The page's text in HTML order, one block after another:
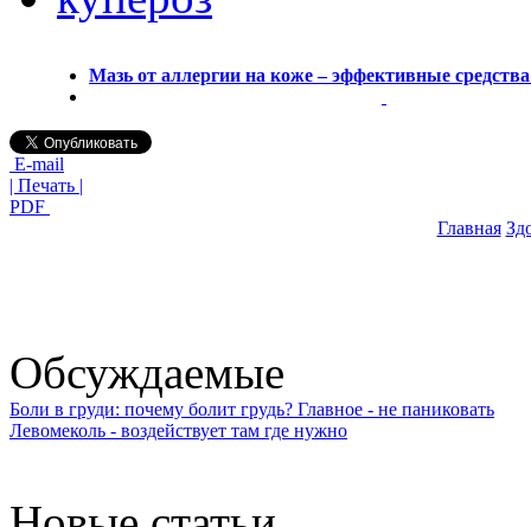
Мазь от аллергии на коже – эффективные
E-mail
| Печать |
PDF
Главная
Обсуждаемые
Боли в груди: почему болит грудь? Главное - не паниковать
Левомеколь - воздействует там где нужно